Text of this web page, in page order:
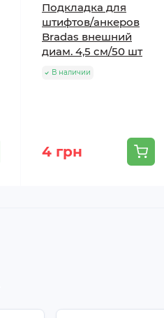
Подкладка для
штифтов/анкеров
Bradas внешний
диам. 4,5 см/50 шт
В наличии
4 грн